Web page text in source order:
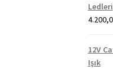
Ledleri
12V
Işık